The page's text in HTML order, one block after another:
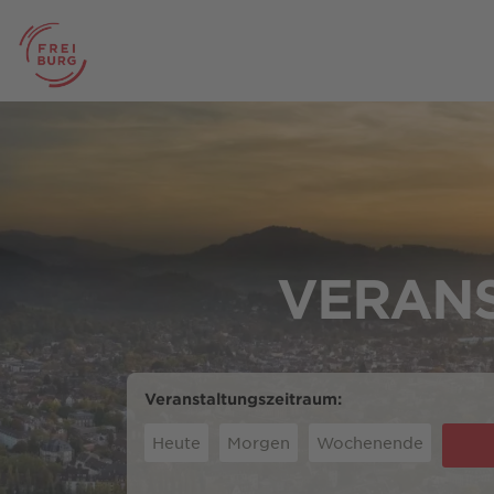
Veranstaltungszeitraum:
Heute Morgen Wochenende